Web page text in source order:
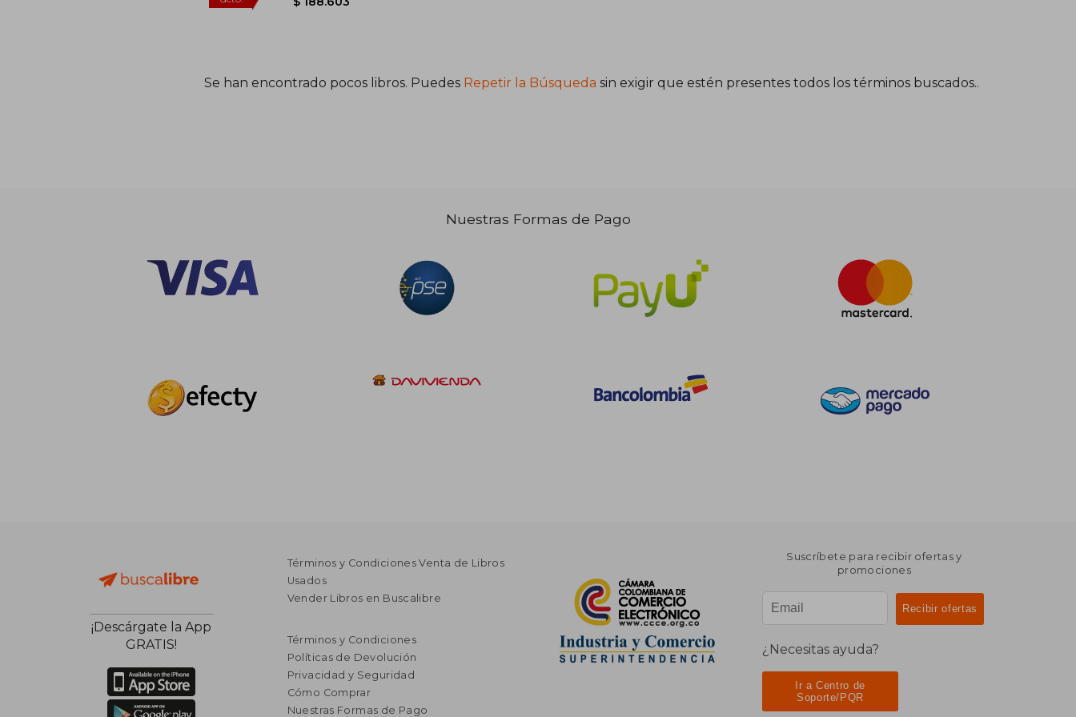
Se han encontrado pocos libros. Puedes Repetir la Búsqueda sin exigir que estén presentes todos los términos buscados..
Nuestras Formas de Pago
¡Descárgate la App
GRATIS!
Términos y Condiciones Venta de Libros
Usados
Vender Libros en Buscalibre
Términos y Condiciones
Políticas de Devolución
Privacidad y Seguridad
Cómo Comprar
Nuestras Formas de Pago
Suscríbete para recibir ofertas y
promociones
¿Necesitas ayuda?
Ir a Centro de
Soporte/PQR